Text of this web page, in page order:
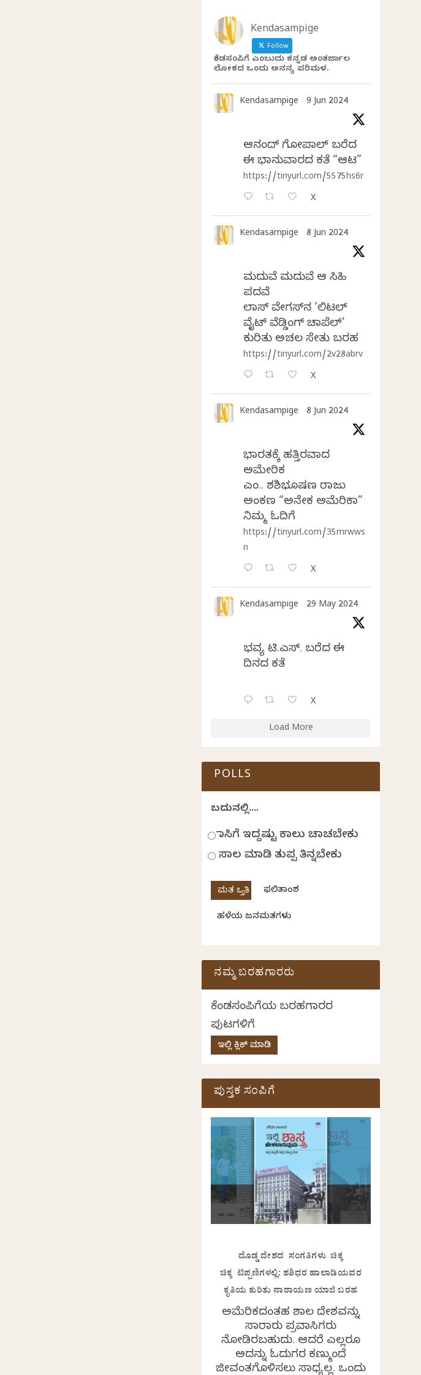
Kendasampige
Follow
ಕೆಂಡಸಂಪಿಗೆ ಎಂಬುದು ಕನ್ನಡ ಅಂತರ್ಜಾಲ
ಲೋಕದ ಒಂದು ಅನನ್ಯ ಪರಿಮಳ.
Kendasampige 9 Jun 2024
ಆನಂದ್‌ ಗೋಪಾಲ್‌ ಬರೆದ
ಈ ಭಾನುವಾರದ ಕತೆ “ಆಟ”
https://tinyurl.com/5575hs6r
X
Kendasampige 8 Jun 2024
ಮದುವೆ ಮದುವೆ ಆ ಸಿಹಿ
ಪದವೆ
ಲಾಸ್‌ ವೇಗಸ್‌ನ ‘ಲಿಟಲ್
ವೈಟ್ ವೆಡ್ಡಿಂಗ್ ಚಾಪೆಲ್’
ಕುರಿತು ಅಚಲ ಸೇತು ಬರಹ
https://tinyurl.com/2v28abrv
X
Kendasampige 8 Jun 2024
ಭಾರತಕ್ಕೆ ಹತ್ತಿರವಾದ
ಅಮೇರಿಕ
ಎಂ.ವಿ. ಶಶಿಭೂಷಣ ರಾಜು
ಅಂಕಣ “ಅನೇಕ ಅಮೆರಿಕಾ”
ನಿಮ್ಮ ಓದಿಗೆ
https://tinyurl.com/35mrwws
n
X
Kendasampige 29 May 2024
ಭವ್ಯ ಟಿ.ಎಸ್. ಬರೆದ ಈ
ದಿನದ ಕವಿತೆ
X
Load More
POLLS
ಬದುಕಿನಲ್ಲಿ....
ಹಾಸಿಗೆ ಇದ್ದಷ್ಟು ಕಾಲು ಚಾಚಬೇಕು
ಸಾಲ ಮಾಡಿ ತುಪ್ಪ ತಿನ್ನಬೇಕು
ಫಲಿತಾಂಶ
ಹಳೆಯ ಜನಮತಗಳು
ನಮ್ಮ ಬರಹಗಾರರು
ಕೆಂಡಸಂಪಿಗೆಯ ಬರಹಗಾರರ
ಪುಟಗಳಿಗೆ
ಇಲ್ಲಿ ಕ್ಲಿಕ್ ಮಾಡಿ
ಪುಸ್ತಕ ಸಂಪಿಗೆ
ದೊಡ್ಡ ದೇಶದ ಸಂಗತಿಗಳು ಚಿಕ್ಕ
ಚಿಕ್ಕ ಟಿಪ್ಪಣಿಗಳಲ್ಲಿ: ಶಶಿಧರ ಹಾಲಾಡಿಯವರ
ಕೃತಿಯ ಕುರಿತು ನಾರಾಯಣ ಯಾಜಿ ಬರಹ
ಅಮೆರಿಕದಂತಹ ವಿಶಾಲ ದೇಶವನ್ನು
ಸಾವಿರಾರು ಪ್ರವಾಸಿಗರು
ನೋಡಿರಬಹುದು. ಆದರೆ ಎಲ್ಲರೂ
ಅದನ್ನು ಓದುಗರ ಕಣ್ಮುಂದೆ
ಜೀವಂತಗೊಳಿಸಲು ಸಾಧ್ಯವಿಲ್ಲ. ಒಂದು